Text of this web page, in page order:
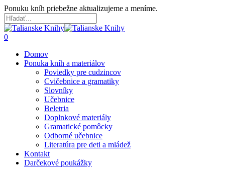
Skip
to
main
content
Ponuku kníh priebežne aktualizujeme a meníme.
Close
Search
search
account
0
Domov
Ponuka kníh a materiálov
Poviedky pre cudzincov
Cvičebnice a gramatiky
Slovníky
Učebnice
Beletria
Doplnkové materiály
Gramatické pomôcky
Odborné učebnice
Literatúra pre deti a mládež
Kontakt
Darčekové poukážky